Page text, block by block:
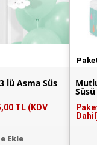
lü Asma Süs
TL (KDV
Ekle
Süsü